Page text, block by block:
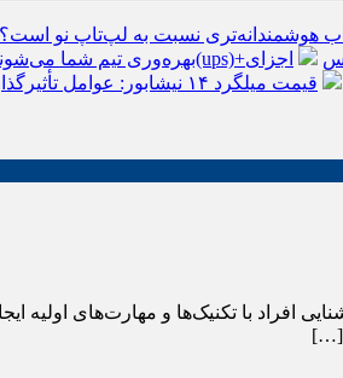
هوشمندانه‌تری نسبت به لپ‌تاپ نو است؟
بهره‌وری تیم شما
اجزای
قیمت میلگرد ۱۴ نیشابور: عوامل تأثیرگذار و پیش‌بینی وضعیت بازار
با تکنیک‌ها و مهارت‌های اولیه
[…]